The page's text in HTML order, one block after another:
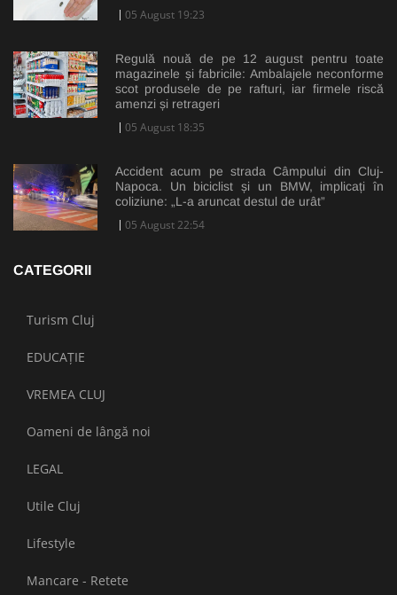
05 August 19:23
Regulă nouă de pe 12 august pentru toate
magazinele și fabricile: Ambalajele neconforme
scot produsele de pe rafturi, iar firmele riscă
amenzi și retrageri
05 August 18:35
Accident acum pe strada Câmpului din Cluj-
Napoca. Un biciclist și un BMW, implicați în
coliziune: „L-a aruncat destul de urât”
05 August 22:54
CATEGORII
Turism Cluj
EDUCAȚIE
VREMEA CLUJ
Oameni de lângă noi
LEGAL
Utile Cluj
Lifestyle
Mancare - Retete